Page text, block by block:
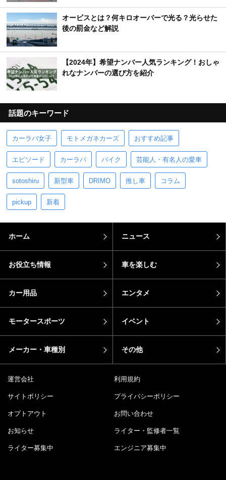
オービスとは？何キロオーバーで光る？光らせた
後の罰金など解説
【2024年】希望ナンバー人気ランキング！おしゃ
れなナンバーの選び方を紹介
話題のキーワード
カーラバ女子 モトメガネカーズ おすすめ記事
エピソード カーラバ バイク 芸能人・有名人の愛車
sotoshiru 新型車 DRIMO 推し車 コラム
pickup 新着
ホーム ニュース
お役立ち情報 車を楽しむ
カー用品 エンタメ
モータースポーツ イベント
メーカー・車種別 その他
運営会社 利用規約
サイトポリシー プライバシーポリシー
オプトアウト お問い合わせ
お知らせ ライター・監修者一覧
ライター募集中 エンジニア募集中